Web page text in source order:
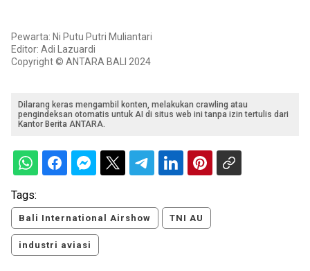
Pewarta: Ni Putu Putri Muliantari
Editor: Adi Lazuardi
Copyright © ANTARA BALI 2024
Dilarang keras mengambil konten, melakukan crawling atau
pengindeksan otomatis untuk AI di situs web ini tanpa izin tertulis dari
Kantor Berita ANTARA.
Tags:
Bali International Airshow TNI AU
industri aviasi